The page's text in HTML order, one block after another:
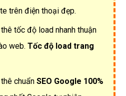
trên điện thoại đẹp.
tốc độ load nhanh thuận
web. Tốc độ load trang
chuẩn SEO Google 100%